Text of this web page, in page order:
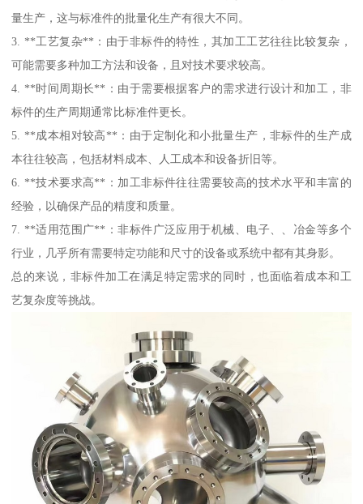
量生产，这与标准件的批量化生产有很大不同。
3. **工艺复杂**：由于非标件的特性，其加工工艺往往比较复杂，
可能需要多种加工方法和设备，且对技术要求较高。
4. **时间周期长**：由于需要根据客户的需求进行设计和加工，非
标件的生产周期通常比标准件更长。
5. **成本相对较高**：由于定制化和小批量生产，非标件的生产成
本往往较高，包括材料成本、人工成本和设备折旧等。
6. **技术要求高**：加工非标件往往需要较高的技术水平和丰富的
经验，以确保产品的精度和质量。
7. **适用范围广**：非标件广泛应用于机械、电子、、冶金等多个
行业，几乎所有需要特定功能和尺寸的设备或系统中都有其身影。
总的来说，非标件加工在满足特定需求的同时，也面临着成本和工
艺复杂度等挑战。